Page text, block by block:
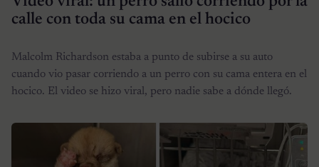
calle con toda su cama en el hocico
Malcolm Richardson estaba a punto de subirse a su auto
cuando vio pasar corriendo a un perro con su cama entera en el
hocico. El video se hizo viral, pero nadie sabe a dónde llegó.